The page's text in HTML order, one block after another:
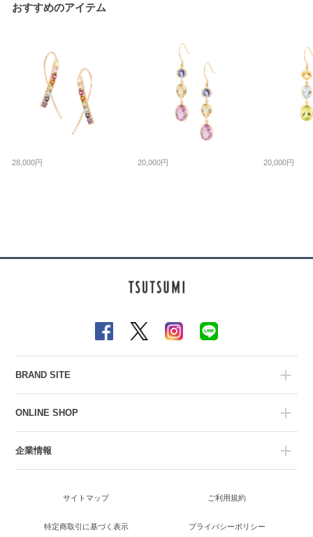
おすすめのアイテム
28,000円 20,000円 20,000円
BRAND SITE
ONLINE SHOP
企業情報
サイトマップ ご利用規約
特定商取引に基づく表示 プライバシーポリシー